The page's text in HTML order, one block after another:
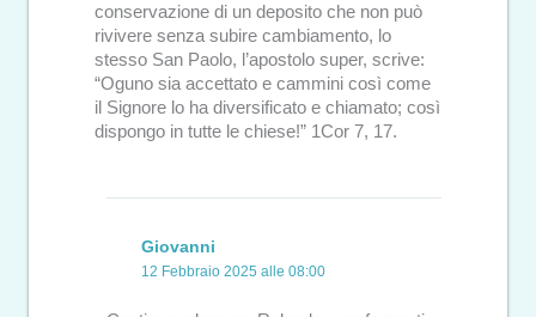
conservazione di un deposito che non può
rivivere senza subire cambiamento, lo
stesso San Paolo, l’apostolo super, scrive:
“Oguno sia accettato e cammini così come
il Signore lo ha diversificato e chiamato; così
dispongo in tutte le chiese!” 1Cor 7, 17.
Giovanni
12 Febbraio 2025 alle 08:00